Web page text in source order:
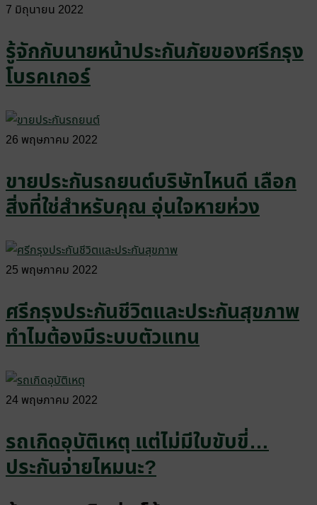
7 มิถุนายน 2022
รู้จักกับนายหน้าประกันภัยของศรีกรุง
โบรคเกอร์
26 พฤษภาคม 2022
ขายประกันรถยนต์บริษัทไหนดี เลือก
สิ่งที่ใช่สำหรับคุณ อุ่นใจหายห่วง
25 พฤษภาคม 2022
ศรีกรุงประกันชีวิตและประกันสุขภาพ
ทำไมต้องมีระบบตัวแทน
24 พฤษภาคม 2022
รถเกิดอุบัติเหตุ แต่ไม่มีใบขับขี่…
ประกันจ่ายไหมนะ?